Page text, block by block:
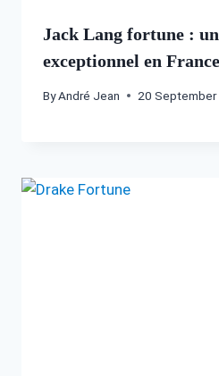
Jack Lang fortune :
exceptionnel en France
ByAndré Jean 20